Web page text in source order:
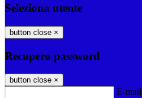
Seleziona utente
button close ×
Recupero password
button close ×
E-mail